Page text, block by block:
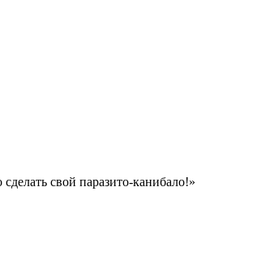
свой паразито-канибало!»